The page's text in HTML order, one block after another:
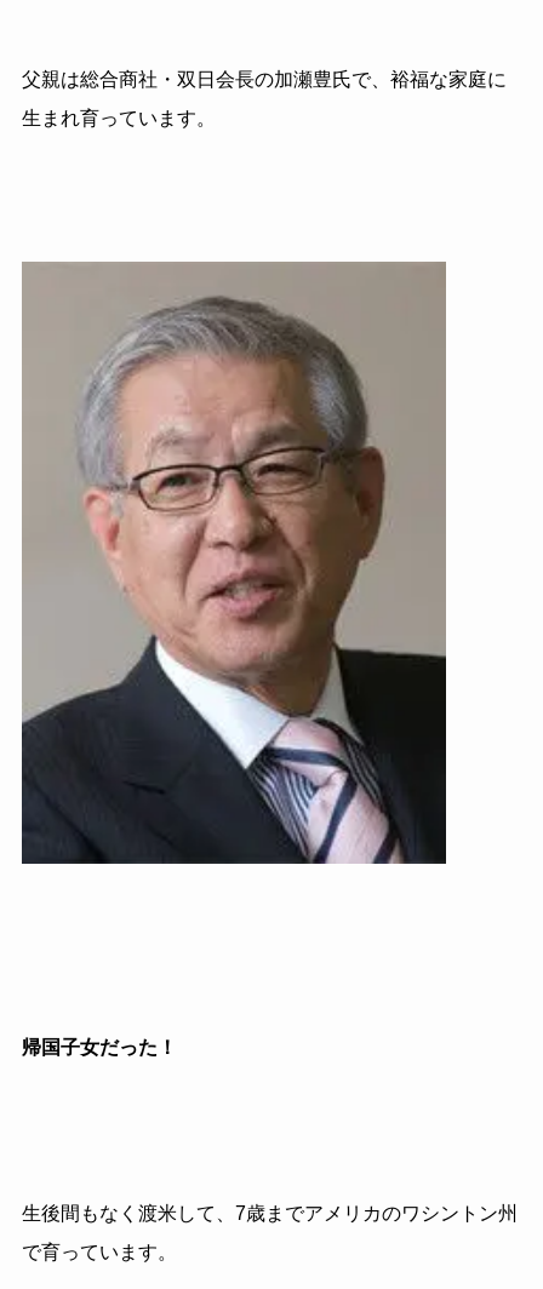
父親は総合商社・双日会長の加瀬豊氏で、裕福な家庭に
生まれ育っています。
帰国子女だった！
生後間もなく渡米して、 7歳までアメリカのワシントン州
で育っています。